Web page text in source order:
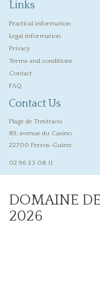
Links
Practical information
Legal information
Privacy
Terms and conditions
Contact
FAQ
Contact Us
Plage de Trestraou
89, avenue du Casino
22700 Perros-Guirec
02 96 23 08 11
DOMAINE
2026